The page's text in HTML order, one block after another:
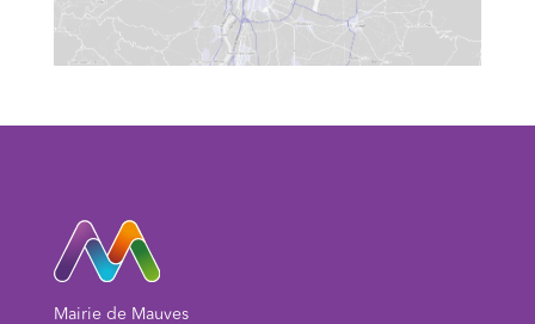
Mairie de Mauves